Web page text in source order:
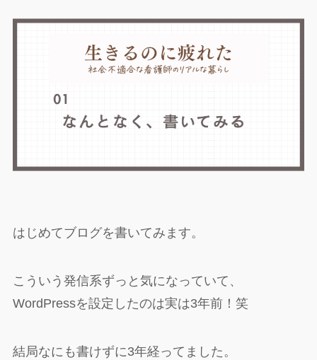
はじめてブログを書いてみます。
こういう発信系ずっと気になっていて、
WordPressを設定したのは実は3年前！笑
結局なにも書けずに3年経ってました。